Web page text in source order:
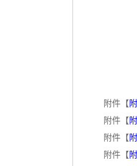
附件【
附件【
附件【
附件【